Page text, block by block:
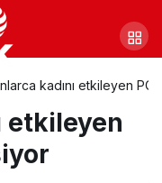
kadını etkileyen
etkileyen
önem